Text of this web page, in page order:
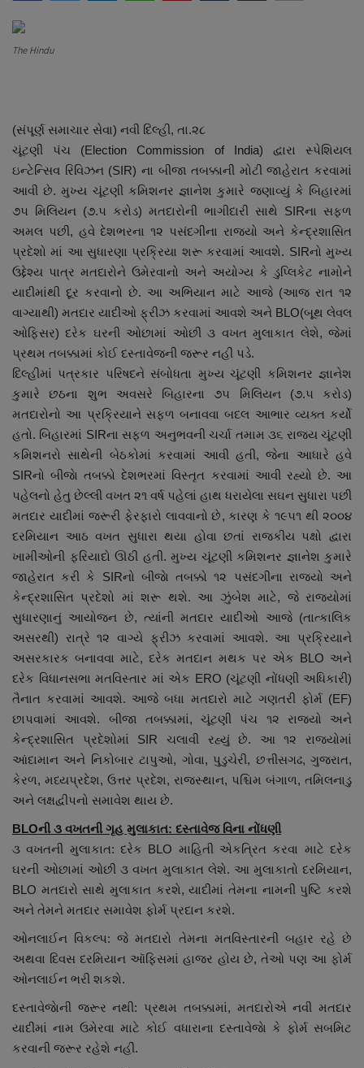
Contact
આંતરરાષ્ટ્રીય
રાષ્ટ્રીય
ગુજરાત
જુનાગઢ
Support US
બજારના સમાચાર
નાણાંકીય સમાચાર
સ્થાનિક સમાચાર
સ્પોર્ટ્સ
રાશિફળ
ગુનાખોરી
બોલિવૂડ
સ્વાસ્થ્ય
The Hindu
(સંપૂર્ણ સમાચાર સેવા) નવી દિલ્હી, તા.૨૮
ચૂંટણી પંચ (Election Commission of India) દ્વારા સ્પેશિયલ
ઇન્ટેન્સિવ રિવિઝન (SIR) ના બીજા તબક્કાની મોટી જાહેરાત કરવામાં
આવી છે. મુખ્ય ચૂંટણી કમિશનર જ્ઞાનેશ કુમારે જણાવ્યું કે બિહારમાં
૭૫ મિલિયન (૭.૫ કરોડ) મતદારોની ભાગીદારી સાથે SIRના સફળ
અમલ પછી, હવે દેશભરના ૧૨ પસંદગીના રાજ્યો અને કેન્દ્રશાસિત
પ્રદેશો માં આ સુધારણા પ્રક્રિયા શરૂ કરવામાં આવશે. SIRનો મુખ્ય
ઉદ્દેશ્ય પાત્ર મતદારોને ઉમેરવાનો અને અયોગ્ય કે ડુપ્લિકેટ નામોને
યાદીમાંથી દૂર કરવાનો છે. આ અભિયાન માટે આજે (આજ રાત ૧૨
વાગ્યાથી) મતદાર યાદીઓ ફ્રીઝ કરવામાં આવશે અને BLO(બૂથ લેવલ
ઓફિસર) દરેક ઘરની ઓછામાં ઓછી ૩ વખત મુલાકાત લેશે, જેમાં
પ્રથમ તબક્કામાં કોઈ દસ્તાવેજની જરૂર નહીં પડે.
દિલ્હીમાં પત્રકાર પરિષદને સંબોધતા મુખ્ય ચૂંટણી કમિશનર જ્ઞાનેશ
કુમારે છઠના શુભ અવસરે બિહારના ૭૫ મિલિયન (૭.૫ કરોડ)
મતદારોનો આ પ્રક્રિયાને સફળ બનાવવા બદલ આભાર વ્યક્ત કર્યો
હતો. બિહારમાં SIRના સફળ અનુભવની ચર્ચા તમામ ૩૬ રાજ્ય ચૂંટણી
કમિશનરો સાથેની બેઠકોમાં કરવામાં આવી હતી, જેના આધારે હવે
SIRનો બીજાે તબક્કો દેશભરમાં વિસ્તૃત કરવામાં આવી રહ્યો છે. આ
પહેલનો હેતુ છેલ્લી વખત ૨૧ વર્ષ પહેલાં હાથ ધરાયેલા સઘન સુધારા પછી
મતદાર યાદીમાં જરૂરી ફેરફારો લાવવાનો છે, કારણ કે ૧૯૫૧ થી ૨૦૦૪
દરમિયાન આઠ વખત સુધારા થયા હોવા છતાં રાજકીય પક્ષો દ્વારા
ખામીઓની ફરિયાદો ઊઠી હતી. મુખ્ય ચૂંટણી કમિશનર જ્ઞાનેશ કુમારે
જાહેરાત કરી કે SIRનો બીજાે તબક્કો ૧૨ પસંદગીના રાજ્યો અને
કેન્દ્રશાસિત પ્રદેશો માં શરૂ થશે. આ ઝુંબેશ માટે, જે રાજ્યોમાં
સુધારણાનું આયોજન છે, ત્યાંની મતદાર યાદીઓ આજે (તાત્કાલિક
અસરથી) રાત્રે ૧૨ વાગ્યે ફ્રીઝ કરવામાં આવશે. આ પ્રક્રિયાને
અસરકારક બનાવવા માટે, દરેક મતદાન મથક પર એક BLO અને
દરેક વિધાનસભા મતવિસ્તાર માં એક ERO (ચૂંટણી નોંધણી અધિકારી)
તૈનાત કરવામાં આવશે. આજે બધા મતદારો માટે ગણતરી ફોર્મ (EF)
છાપવામાં આવશે. બીજા તબક્કામાં, ચૂંટણી પંચ ૧૨ રાજ્યો અને
કેન્દ્રશાસિત પ્રદેશોમાં SIR ચલાવી રહ્યું છે. આ ૧૨ રાજ્યોમાં
આંદામાન અને નિકોબાર ટાપુઓ, ગોવા, પુડુચેરી, છત્તીસગઢ, ગુજરાત,
કેરળ, મધ્યપ્રદેશ, ઉત્તર પ્રદેશ, રાજસ્થાન, પશ્ચિમ બંગાળ, તમિલનાડુ
અને લક્ષદ્વીપનો સમાવેશ થાય છે.
BLOની ૩ વખતની ગૃહ મુલાકાત: દસ્તાવેજ વિના નોંધણી
૩ વખતની મુલાકાત: દરેક BLO માહિતી એકત્રિત કરવા માટે દરેક
ઘરની ઓછામાં ઓછી ૩ વખત મુલાકાત લેશે. આ મુલાકાતો દરમિયાન,
BLO મતદારો સાથે મુલાકાત કરશે, યાદીમાં તેમના નામની પુષ્ટિ કરશે
અને તેમને મતદાર સમાવેશ ફોર્મ પ્રદાન કરશે.
ઓનલાઈન વિકલ્પ: જે મતદારો તેમના મતવિસ્તારની બહાર રહે છે
અથવા દિવસ દરમિયાન ઑફિસમાં હાજર હોય છે, તેઓ પણ આ ફોર્મ
ઓનલાઈન ભરી શકશે.
દસ્તાવેજાેની જરૂર નથી: પ્રથમ તબક્કામાં, મતદારોએ નવી મતદાર
યાદીમાં નામ ઉમેરવા માટે કોઈ વધારાના દસ્તાવેજાે કે ફોર્મ સબમિટ
કરવાની જરૂર રહેશે નહીં.